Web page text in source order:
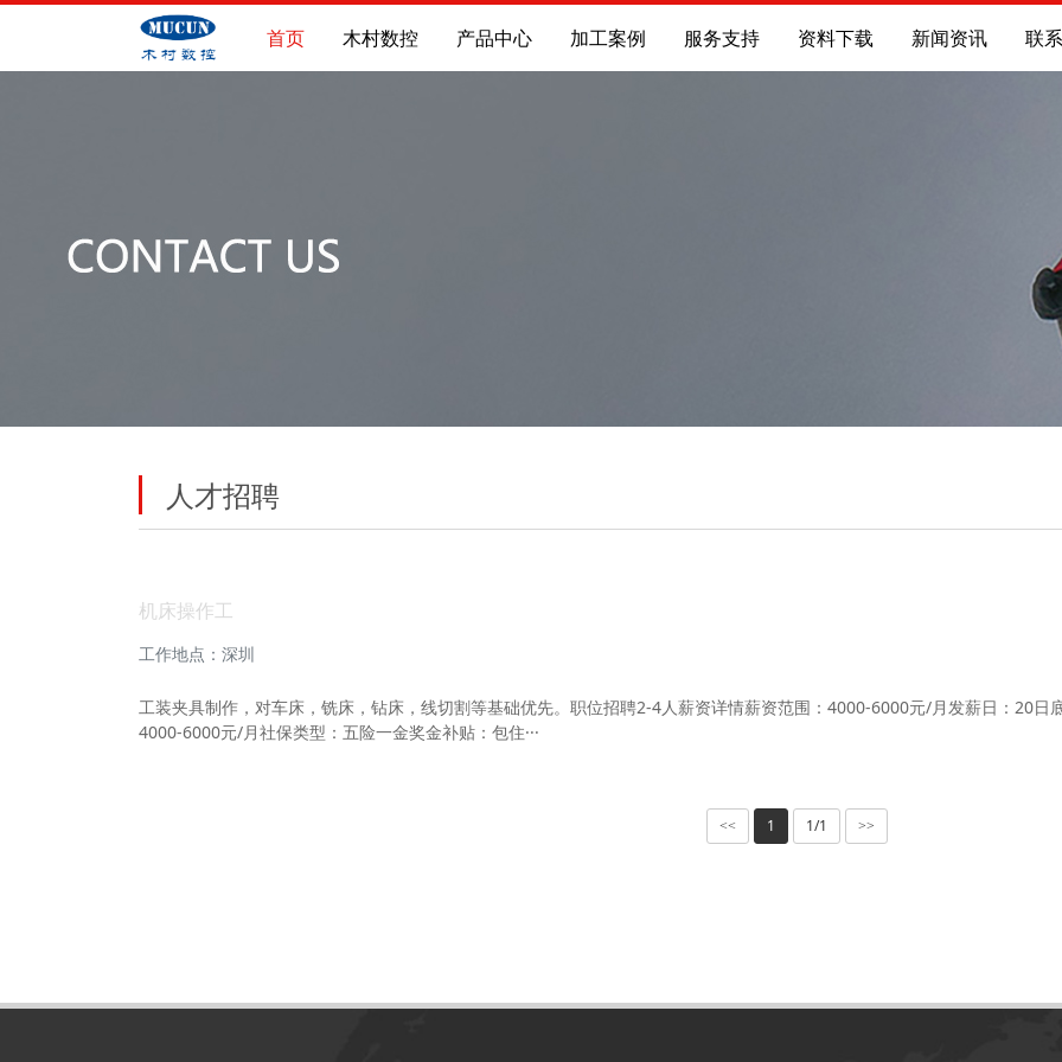
首页 木村数控 产品中心 加工案例 服务支持 资料下载 新闻资讯 联
人才招聘
机床操作工
工作地点：深圳
工装夹具制作，对车床，铣床，钻床，线切割等基础优先。职位招聘2-4人薪资详情薪资范围：4000-6000元/月发薪日：20日
4000-6000元/月社保类型：五险一金奖金补贴：包住···
<< 1 1/1 >>